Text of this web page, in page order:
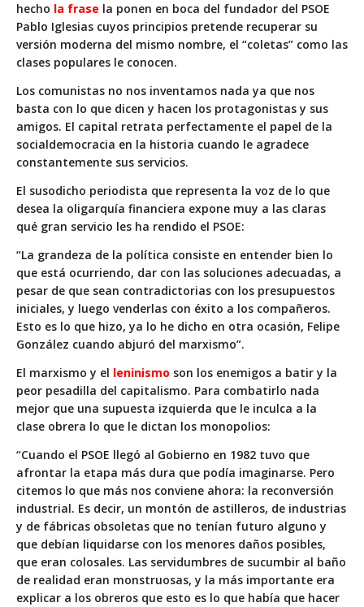
hecho la frase la ponen en boca del fundador del PSOE
Pablo Iglesias cuyos principios pretende recuperar su
versión moderna del mismo nombre, el “coletas” como las
clases populares le conocen.
Los comunistas no nos inventamos nada ya que nos
basta con lo que dicen y hacen los protagonistas y sus
amigos. El capital retrata perfectamente el papel de la
socialdemocracia en la historia cuando le agradece
constantemente sus servicios.
El susodicho periodista que representa la voz de lo que
desea la oligarquía financiera expone muy a las claras
qué gran servicio les ha rendido el PSOE:
“La grandeza de la política consiste en entender bien lo
que está ocurriendo, dar con las soluciones adecuadas, a
pesar de que sean contradictorias con los presupuestos
iniciales, y luego venderlas con éxito a los compañeros.
Esto es lo que hizo, ya lo he dicho en otra ocasión, Felipe
González cuando abjuró del marxismo”.
El marxismo y el leninismo son los enemigos a batir y la
peor pesadilla del capitalismo. Para combatirlo nada
mejor que una supuesta izquierda que le inculca a la
clase obrera lo que le dictan los monopolios:
“Cuando el PSOE llegó al Gobierno en 1982 tuvo que
afrontar la etapa más dura que podía imaginarse. Pero
citemos lo que más nos conviene ahora: la reconversión
industrial. Es decir, un montón de astilleros, de industrias
y de fábricas obsoletas que no tenían futuro alguno y
que debían liquidarse con los menores daños posibles,
que eran colosales. Las servidumbres de sucumbir al baño
de realidad eran monstruosas, y la más importante era
explicar a los obreros que esto es lo que había que hacer